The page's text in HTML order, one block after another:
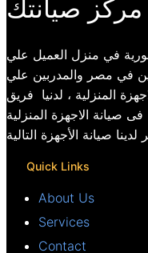
مركز صيانتك
في منزل العميل علي
في مصر والمدربين علي
المنزلية ، لدنيا فريق
الاجهزة المنزلية
لدينا صيانة الأجهزة التالية
Quick Links
About Us
Services
Contact